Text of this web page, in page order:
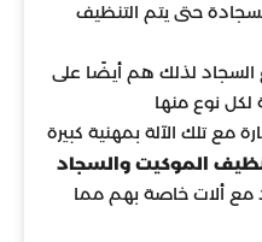
حتى يتم التنظيف
السجاد لذلك هم أيضًا على
لكل نوع منها
مع تلك الآلة بمهنية كبيرة
الموكيت والسجاد
مع ألات خاصة بهم مما